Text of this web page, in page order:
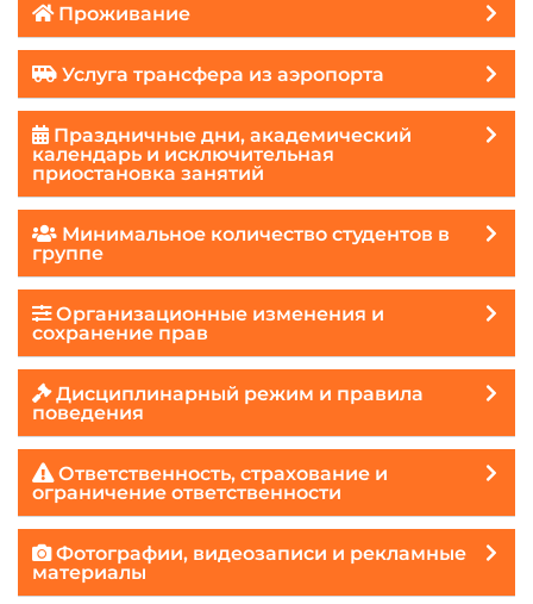
Проживание
Услуга трансфера из аэропорта
Праздничные дни, академический
календарь и исключительная
приостановка занятий
Минимальное количество студентов в
группе
Организационные изменения и
сохранение прав
Дисциплинарный режим и правила
поведения
Ответственность, страхование и
ограничение ответственности
Фотографии, видеозаписи и рекламные
материалы